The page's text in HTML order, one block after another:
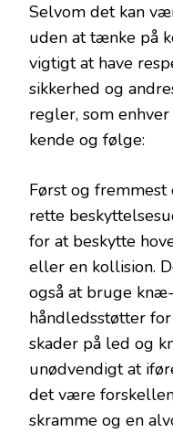
Selvom det kan
uden at tænke på
vigtigt at have
sikkerhed og
regler, som
kende og følge:
Først og
rette
for at beskytte
eller en kollision.
også at bruge
håndledsstøtter
skader på led og
unødvendigt at
det være
skramme og en